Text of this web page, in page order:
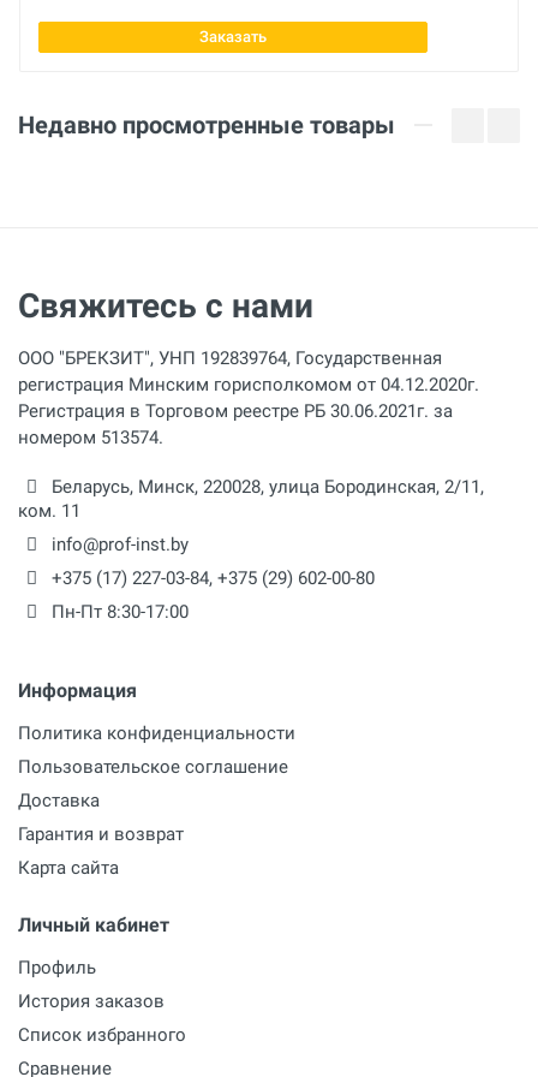
Заказать
Недавно просмотренные товары
Свяжитесь с нами
ООО "БРЕКЗИТ", УНП 192839764, Государственная
регистрация Минским горисполкомом от 04.12.2020г.
Регистрация в Торговом реестре РБ 30.06.2021г. за
номером 513574.
Беларусь, Минск, 220028, улица Бородинская, 2/11,
ком. 11
info@prof-inst.by
+375 (17) 227-03-84, +375 (29) 602-00-80
Пн-Пт 8:30-17:00
Информация
Политика конфиденциальности
Пользовательское соглашение
Доставка
Гарантия и возврат
Карта сайта
Личный кабинет
Профиль
История заказов
Список избранного
Сравнение